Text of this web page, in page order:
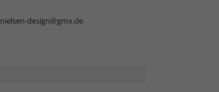
nielsen-design@gmx.de